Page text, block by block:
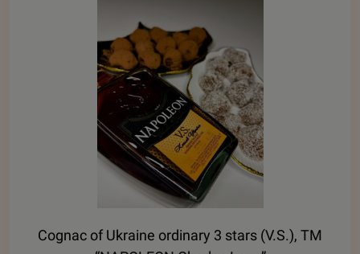
Cognac of Ukraine ordinary 3 stars (V.S.), ТМ